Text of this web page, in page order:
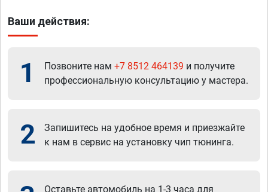
Ваши действия:
1 Позвоните нам +7 8512 464139 и получите
профессиональную консультацию у мастера.
2
Запишитесь на удобное время и приезжайте
к нам в сервис на установку чип тюнинга.
Оставьте автомобиль на 1-3 часа для